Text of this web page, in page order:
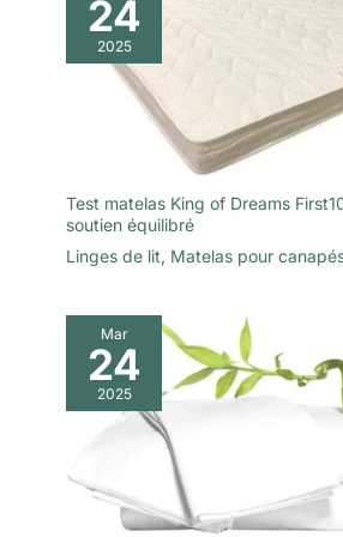
24
2025
Test matelas King of Dreams
soutien équilibré
Linges de lit, Matelas pour
Mar
24
2025